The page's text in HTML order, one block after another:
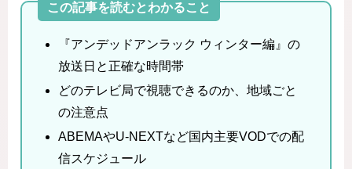
この記事を読むとわかること
『アンデッドアンラック ウィンター編』の
放送日と正確な時間帯
どのテレビ局で視聴できるのか、地域ごと
の注意点
ABEMAやU-NEXTなど国内主要VODでの配
信スケジュール